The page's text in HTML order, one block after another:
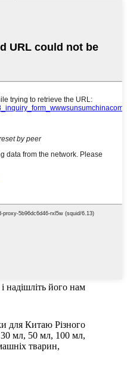
надішліть його нам